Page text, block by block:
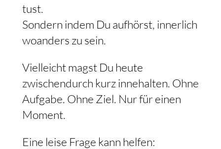
tust.
Sondern indem Du aufhörst, innerlich
woanders zu sein.
Vielleicht magst Du heute
zwischendurch kurz innehalten. Ohne
Aufgabe. Ohne Ziel. Nur für einen
Moment.
Eine leise Frage kann helfen: